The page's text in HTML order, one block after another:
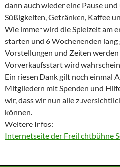
dann auch wieder eine Pause
Süßigkeiten, Getränken, Kaffee
Wie immer wird die Spielzeit am
starten und 6 Wochenenden lang
Vorstellungen und Zeiten
Vorverkaufsstart wird
Ein riesen Dank gilt noch einmal
Mitgliedern mit Spenden und
wir, dass wir nun alle
können.
Weitere Infos:
Internetseite der Freilichtbühne